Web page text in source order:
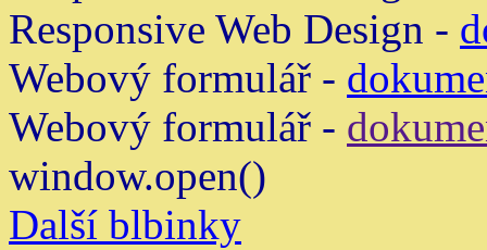
Responsive Web Design -
Webový formulář -
Webový formulář -
window.open()
Další blbinky